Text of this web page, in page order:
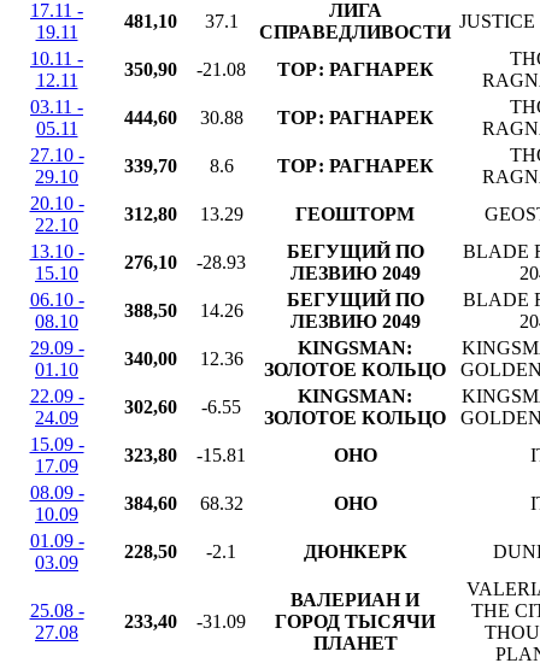
17.11 -
19.11
481,10 37.1
ЛИГА
СПРАВЕДЛИВОСТИ
10.11 -
12.11
350,90 -21.08 ТОР: РАГНАРЕК
03.11 -
05.11
444,60 30.88 ТОР: РАГНАРЕК
27.10 -
29.10
339,70 8.6 ТОР: РАГНАРЕК
20.10 -
22.10
312,80 13.29 ГЕOШТОРМ
13.10 -
15.10
276,10 -28.93
БЕГУЩИЙ ПО
ЛЕЗВИЮ 2049
BLADE
06.10 -
08.10
388,50 14.26
БЕГУЩИЙ ПО
ЛЕЗВИЮ 2049
BLADE
29.09 -
01.10
340,00 12.36
KINGSMAN:
ЗОЛОТОЕ КОЛЬЦО
22.09 -
24.09
302,60 -6.55
KINGSMAN:
ЗОЛОТОЕ КОЛЬЦО
15.09 -
17.09
323,80 -15.81 ОНО
08.09 -
10.09
384,60 68.32 ОНО
01.09 -
03.09
228,50 -2.1 ДЮНКЕРК
25.08 -
27.08
233,40 -31.09
ВАЛЕРИАН И
ГОРОД ТЫСЯЧИ
ПЛАНЕТ
THE